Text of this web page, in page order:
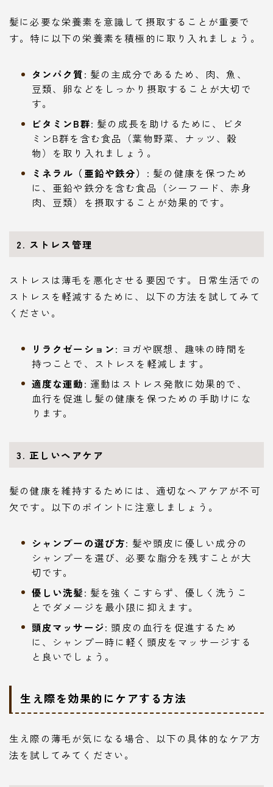
髪に必要な栄養素を意識して摂取することが重要で
す。特に以下の栄養素を積極的に取り入れましょう。
タンパク質: 髪の主成分であるため、肉、魚、
豆類、卵などをしっかり摂取することが大切で
す。
ビタミンB群: 髪の成長を助けるために、ビタ
ミンB群を含む食品（葉物野菜、ナッツ、穀
物）を取り入れましょう。
ミネラル（亜鉛や鉄分） : 髪の健康を保つため
に、亜鉛や鉄分を含む食品（シーフード、赤身
肉、豆類）を摂取することが効果的です。
2. ストレス管理
ストレスは薄毛を悪化させる要因です。日常生活での
ストレスを軽減するために、以下の方法を試してみて
ください。
リラクゼーション: ヨガや瞑想、趣味の時間を
持つことで、ストレスを軽減します。
適度な運動: 運動はストレス発散に効果的で、
血行を促進し髪の健康を保つための手助けにな
ります。
3. 正しいヘアケア
髪の健康を維持するためには、適切なヘアケアが不可
欠です。以下のポイントに注意しましょう。
シャンプーの選び方: 髪や頭皮に優しい成分の
シャンプーを選び、必要な脂分を残すことが大
切です。
優しい洗髪: 髪を強くこすらず、優しく洗うこ
とでダメージを最小限に抑えます。
頭皮マッサージ: 頭皮の血行を促進するため
に、シャンプー時に軽く頭皮をマッサージする
と良いでしょう。
生え際を効果的にケアする方法
生え際の薄毛が気になる場合、以下の具体的なケア方
法を試してみてください。